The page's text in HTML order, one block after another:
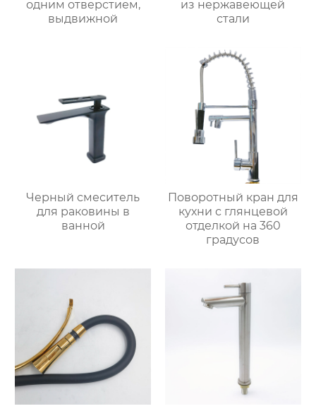
одним отверстием,
выдвижной
из нержавеющей
стали
Черный смеситель
для раковины в
ванной
Поворотный кран для
кухни с глянцевой
отделкой на 360
градусов